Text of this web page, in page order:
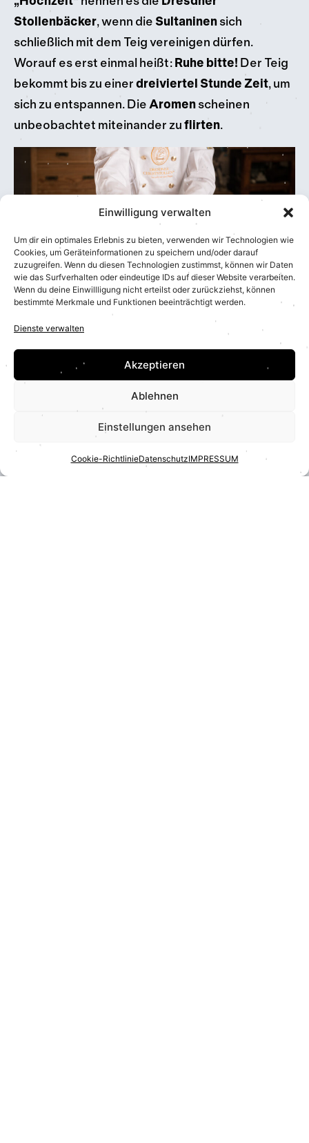
Einwilligung verwalten
Um dir ein optimales Erlebnis zu bieten, verwenden wir Technologien wie
Cookies, um Geräteinformationen zu speichern und/oder darauf
zuzugreifen. Wenn du diesen Technologien zustimmst, können wir Daten
wie das Surfverhalten oder eindeutige IDs auf dieser Website verarbeiten.
Wenn du deine Einwillligung nicht erteilst oder zurückziehst, können
bestimmte Merkmale und Funktionen beeinträchtigt werden.
Dienste verwalten
Akzeptieren
Ablehnen
Einstellungen ansehen
Cookie-RichtlinieDatenschutzIMPRESSUM
Stollenbäcker, wenn die Sultaninen sich
schließlich mit dem Teig vereinigen dürfen.
Worauf es erst einmal heißt: Ruhe bitte! Der Teig
bekommt bis zu einer dreiviertel Stunde Zeit, um
sich zu entspannen. Die Aromen scheinen
unbeobachtet miteinander zu flirten.